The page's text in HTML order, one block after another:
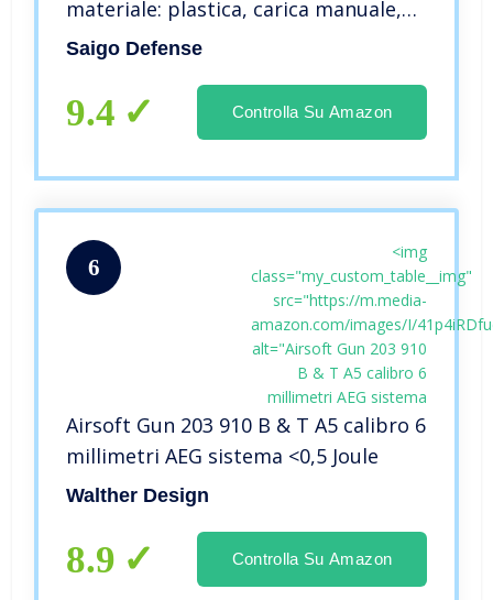
materiale: plastica, carica manuale,
potenza: 0,5 Joule
Saigo Defense
9.4 Controlla Su Amazon
6
<img
class="my_custom_table__img"
src="https://m.media-
amazon.com/images/I/
alt="Airsoft Gun 203 910
B & T A5 calibro 6
millimetri AEG sistema
Airsoft Gun 203 910 B & T A5 calibro 6
millimetri AEG sistema <0,5 Joule
Walther Design
8.9 Controlla Su Amazon